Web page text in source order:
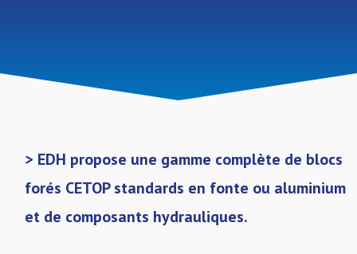
> EDH propose une gamme complète de blocs
forés CETOP standards en fonte ou aluminium
et de composants hydrauliques.